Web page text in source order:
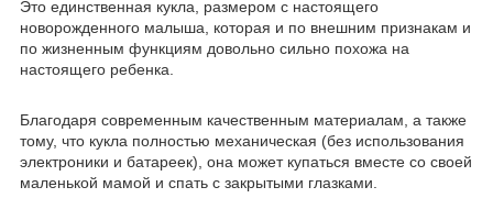
Это единственная кукла, размером с настоящего
новорожденного малыша, которая и по внешним признакам и
по жизненным функциям довольно сильно похожа на
настоящего ребенка.
Благодаря современным качественным материалам, а также
тому, что кукла полностью механическая (без использования
электроники и батареек), она может купаться вместе со своей
маленькой мамой и спать с закрытыми глазками.